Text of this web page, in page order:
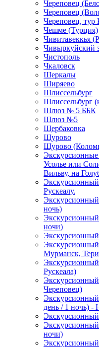
Череповец
Череповец
Череповец, тур
Чешме (Турция)
Чивитавеккья
Чивыркуйский
Чистополь
Чкаловск
Шеркалы
Ширяево
Шлиссельбург
Шлиссельбург
Шлюз № 5 ББК
Шлюз №5
Щербаковка
Щурово
Щурово
Экскурсионные
Усолье или
Вильву, на
Рускеалу.
ночь)
ночи)
Мурманск,
Рускеала)
Череповец)
Экскурсионный
день / 1 ночь) -
ночи)